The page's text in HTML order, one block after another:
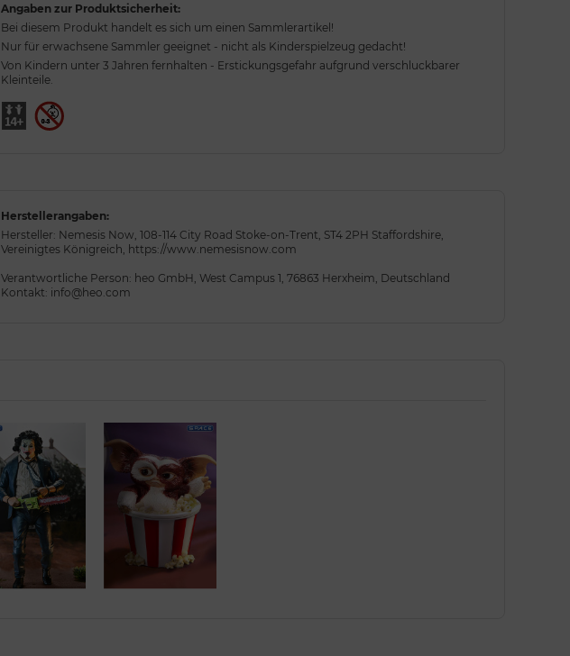
Angaben zur Produktsicherheit:
Bei diesem Produkt handelt es sich um einen Sammlerartikel!
Nur für erwachsene Sammler geeignet - nicht als Kinderspielzeug gedacht!
Von Kindern unter 3 Jahren fernhalten - Erstickungsgefahr aufgrund verschluckbarer
Kleinteile.
Herstellerangaben:
Hersteller: Nemesis Now, 108-114 City Road Stoke-on-Trent, ST4 2PH Staffordshire,
Vereinigtes Königreich, https://www.nemesisnow.com
Verantwortliche Person: heo GmbH, West Campus 1, 76863 Herxheim, Deutschland
Kontakt: info@heo.com